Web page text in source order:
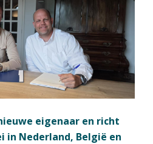
eigenaar en richt
in Nederland, België en